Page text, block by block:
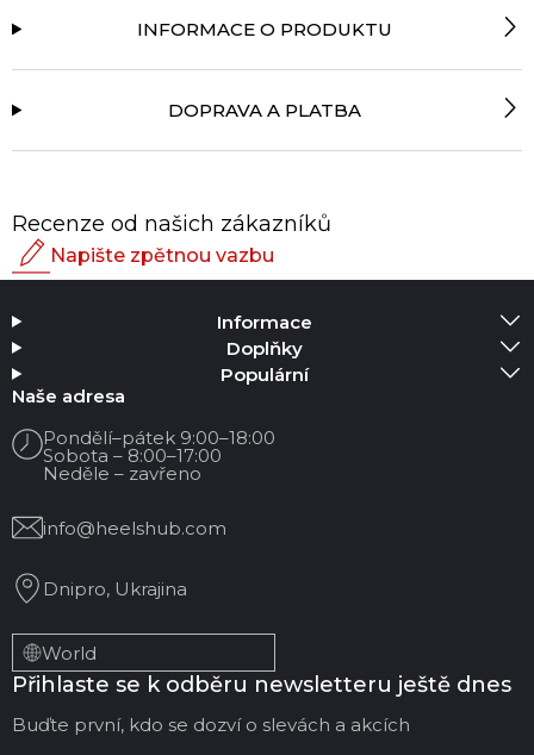
INFORMACE O PRODUKTU
DOPRAVA A PLATBA
Recenze od našich zákazníků
Napište zpětnou vazbu
Přidat média
Vaše jméno
Váš email
Název recenze
Vaše zpětná vazba:
Informace
Doplňky
Populární
Naše adresa
Pondělí–pátek 9:00–18:00
Sobota – 8:00–17:00
Neděle – zavřeno
info@heelshub.com
Dnipro, Ukrajina
World
Přihlaste se k odběru newsletteru ještě dnes
Buďte první, kdo se dozví o slevách a akcích